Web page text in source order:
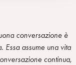
conversazione è
Essa assume una vita
continua,